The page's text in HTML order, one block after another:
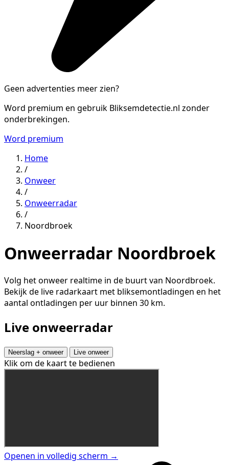
Geen advertenties meer zien?
Word premium en gebruik Bliksemdetectie.nl zonder
onderbrekingen.
Word premium
Home
/
Onweer
/
Onweerradar
/
Noordbroek
Onweerradar Noordbroek
Volg het onweer realtime in de buurt van Noordbroek.
Bekijk de live radarkaart met bliksemontladingen en het
aantal ontladingen per uur binnen 30 km.
Live onweerradar
Neerslag + onweer Live onweer
Klik om de kaart te bedienen
Openen in volledig scherm →